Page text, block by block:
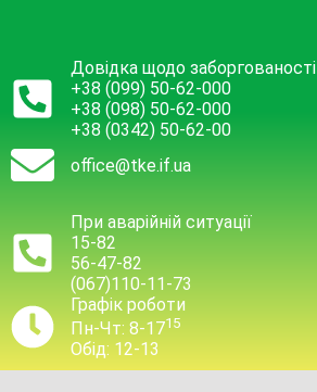
Довідка щодо заборгованості
+38 (099) 50-62-000
+38 (098) 50-62-000
+38 (0342) 50-62-00
office@tke.if.ua
При аварійній ситуації
15-82
56-47-82
(067)110-11-73
Графік роботи
Пн-Чт: 8-1715
Обід: 12-13